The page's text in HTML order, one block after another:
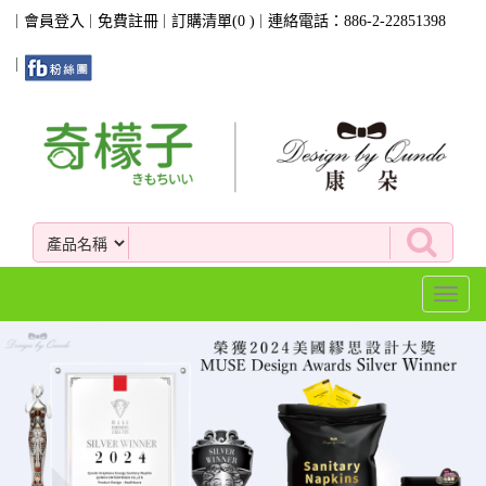
會員登入 免費註冊 訂購清單(0 ) 連絡電話：886-2-22851398
Toggle